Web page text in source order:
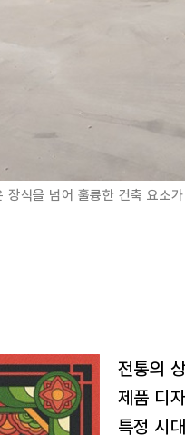
식을 넘어 훌륭한 건축 요소
전통의
제품 디
특정 시